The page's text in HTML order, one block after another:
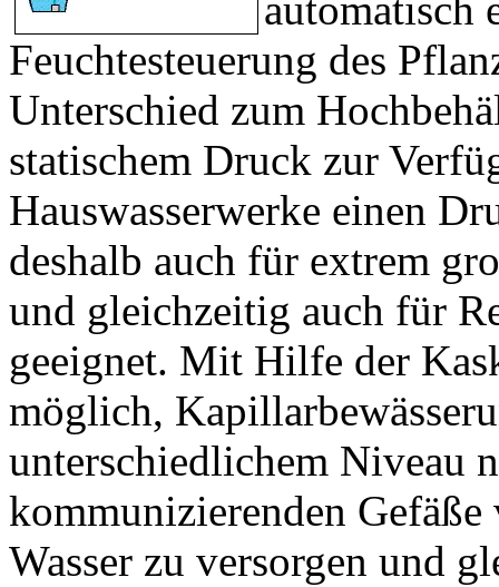
automatisch
Feuchtesteuerung des
Unterschied zum
statischem Druck zur
Hauswasserwerke einen
deshalb auch für extrem
und gleichzeitig auch für
geeignet. Mit Hilfe der
möglich,
unterschiedlichem Niveau
kommunizierenden
Wasser zu versorgen und